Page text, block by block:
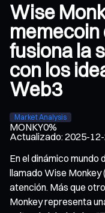
Wise
fusiona la
con los
Web3
Market Analysis
MONKY0%
Actualizado:2025-
En el dinámico
llamado Wise Monkey
atención. Más que
Monkey representa